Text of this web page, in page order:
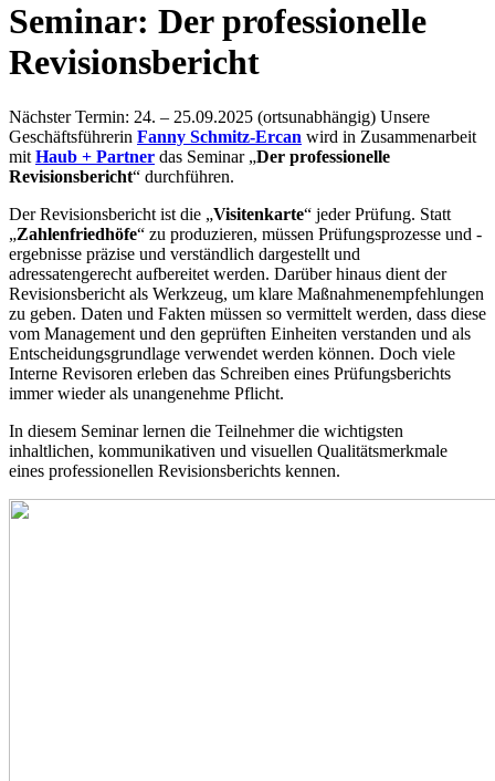
Seminar: Der professionelle
Revisionsbericht
Nächster Termin: 24. – 25.09.2025 (ortsunabhängig) Unsere
Geschäftsführerin Fanny Schmitz-Ercan wird in Zusammenarbeit
mit Haub + Partner das Seminar „Der professionelle
Revisionsbericht“ durchführen.
Der Revisionsbericht ist die „Visitenkarte“ jeder Prüfung. Statt
„Zahlenfriedhöfe“ zu produzieren, müssen Prüfungsprozesse und -
ergebnisse präzise und verständlich dargestellt und
adressatengerecht aufbereitet werden. Darüber hinaus dient der
Revisionsbericht als Werkzeug, um klare Maßnahmenempfehlungen
zu geben. Daten und Fakten müssen so vermittelt werden, dass diese
vom Management und den geprüften Einheiten verstanden und als
Entscheidungsgrundlage verwendet werden können. Doch viele
Interne Revisoren erleben das Schreiben eines Prüfungsberichts
immer wieder als unangenehme Pflicht.
In diesem Seminar lernen die Teilnehmer die wichtigsten
inhaltlichen, kommunikativen und visuellen Qualitätsmerkmale
eines professionellen Revisionsberichts kennen.